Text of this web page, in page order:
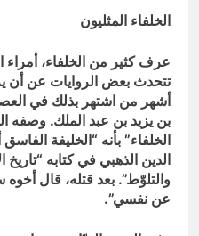
الخلفاء المثليون
عرف كثير من الخلفاء، أمراء
تتحدث بعض الروايات عن أن
أشهر من اشتهر بذلك في
بن يزيد بن عبد الملك. وصفه
الخلفاء” بأنه “الخليفة
الدين الذهبي في كتابه “تاريخ
والتلوّط”. بعد قتله، قال
عن نفسي”.